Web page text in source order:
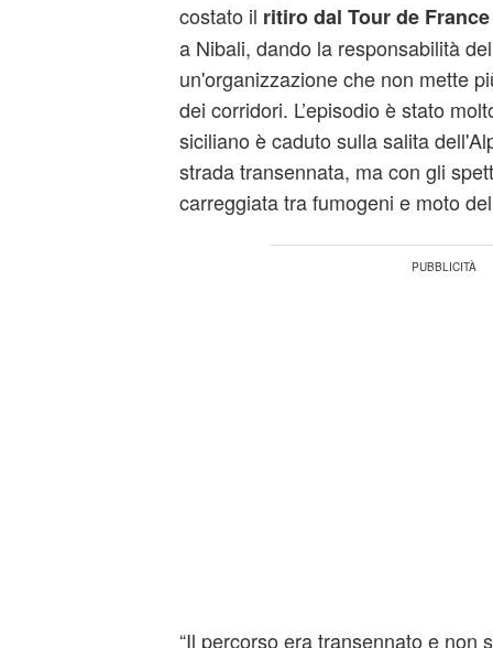
costato il ritiro dal Tour de France
a Nibali, dando la responsabilità
un'organizzazione che non mette
dei corridori. L’episodio è stato
siciliano è caduto sulla salita
strada transennata, ma con gli
carreggiata tra fumogeni e moto
“Il percorso era transennato e non